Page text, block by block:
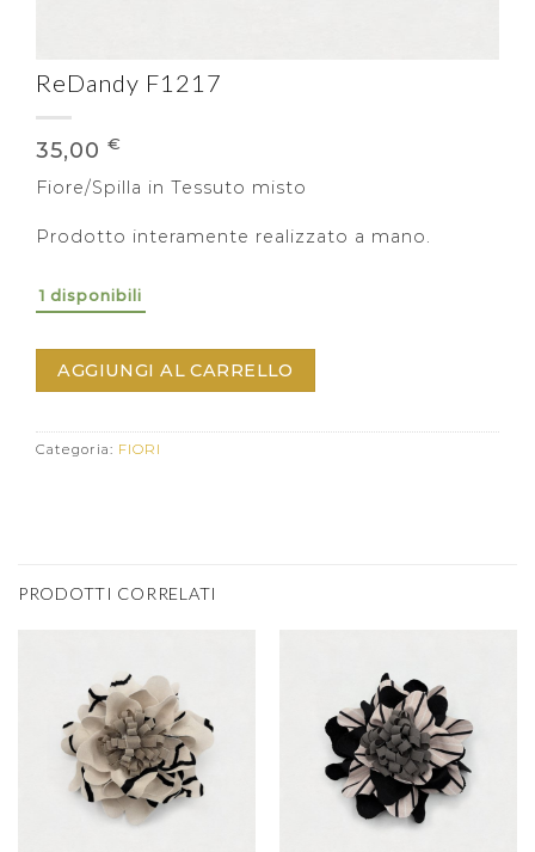
ReDandy F1217
35,00 €
Fiore/Spilla in Tessuto misto
Prodotto interamente realizzato a mano.
1 disponibili
AGGIUNGI AL CARRELLO
Categoria: FIORI
PRODOTTI CORRELATI